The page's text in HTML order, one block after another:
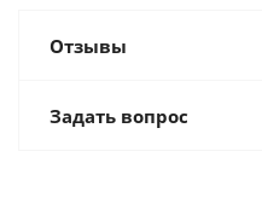
Отзывы
Задать вопрос